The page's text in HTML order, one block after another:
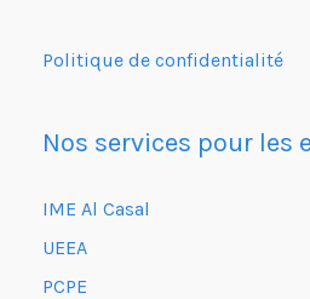
Politique de confidentialité
Nos services pour les
IME Al Casal
UEEA
PCPE